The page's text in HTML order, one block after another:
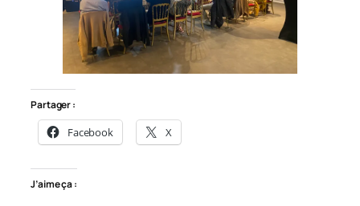
Partager :
Facebook X
J’aime ça :